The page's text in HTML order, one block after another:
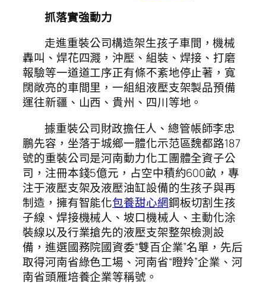
抓落實強動力
走進重裝公司構造架生孩子車間，機械
轟叫、焊花四濺，沖壓、組裝、焊接、打磨
報驗等一道道工序正有條不紊地停止著，寬
闊敞亮的車間里，一組組液壓支架製品預備
運往新疆、山西、貴州、四川等地。
據重裝公司財政擔任人、總管帳師李忠
鵬先容，坐落于城鄉一體化示范區魏都路187
號的重裝公司是河南動力化工團體全資子公
司，注冊本錢5億元，占空中積約600畝，專
注于液壓支架及液壓油缸設備的生孩子與再
制造，擁有智能化包養甜心網鋼板切割生孩
子線、焊接機械人、坡口機械人、主動化涂
裝線以及行業搶先的液壓支架整架檢測設
備，進選國務院國資委“雙百企業”名單，先后
取得河南省綠色工場、河南省“瞪羚”企業、河
南省頭雁培養企業等稱號。